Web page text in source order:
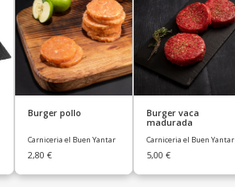
Burger pollo
Carniceria el Buen Yantar
2,80 €
Burger vaca
madurada
Carniceria el Buen Yantar
5,00 €